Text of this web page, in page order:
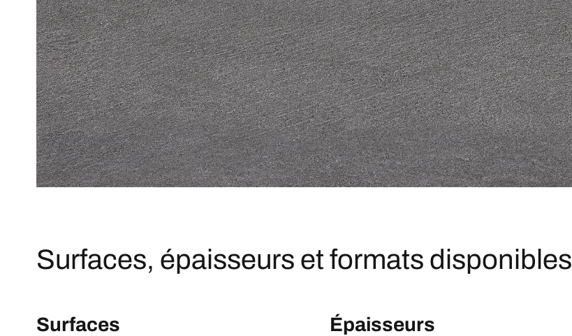
Surfaces, épaisseurs et formats disponibles
Surfaces Épaisseurs